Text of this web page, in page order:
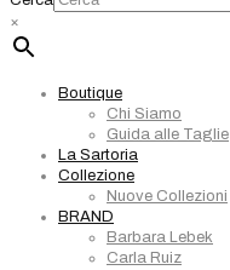
×
Boutique
Chi Siamo
Guida alle Taglie
La Sartoria
Collezione
Nuove Collezioni
BRAND
Barbara Lebek
Carla Ruiz